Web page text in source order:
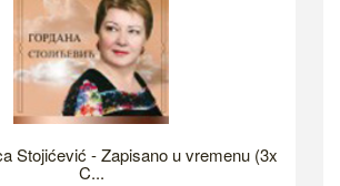
Stojićević - Zapisano u vremenu (3x
C...